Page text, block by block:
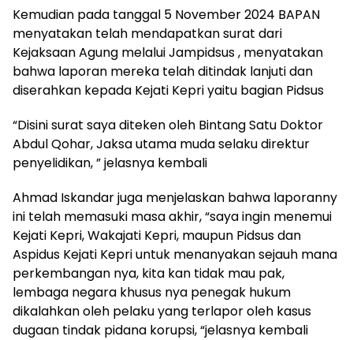
Kemudian pada tanggal 5 November 2024 BAPAN
menyatakan telah mendapatkan surat dari
Kejaksaan Agung melalui Jampidsus , menyatakan
bahwa laporan mereka telah ditindak lanjuti dan
diserahkan kepada Kejati Kepri yaitu bagian Pidsus
“Disini surat saya diteken oleh Bintang Satu Doktor
Abdul Qohar, Jaksa utama muda selaku direktur
penyelidikan, ” jelasnya kembali
Ahmad Iskandar juga menjelaskan bahwa laporanny
ini telah memasuki masa akhir, “saya ingin menemui
Kejati Kepri, Wakajati Kepri, maupun Pidsus dan
Aspidus Kejati Kepri untuk menanyakan sejauh mana
perkembangan nya, kita kan tidak mau pak,
lembaga negara khusus nya penegak hukum
dikalahkan oleh pelaku yang terlapor oleh kasus
dugaan tindak pidana korupsi, “jelasnya kembali